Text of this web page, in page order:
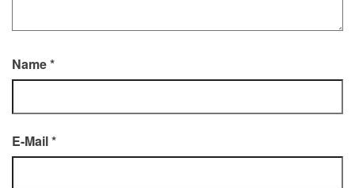
Name*
E-Mail*